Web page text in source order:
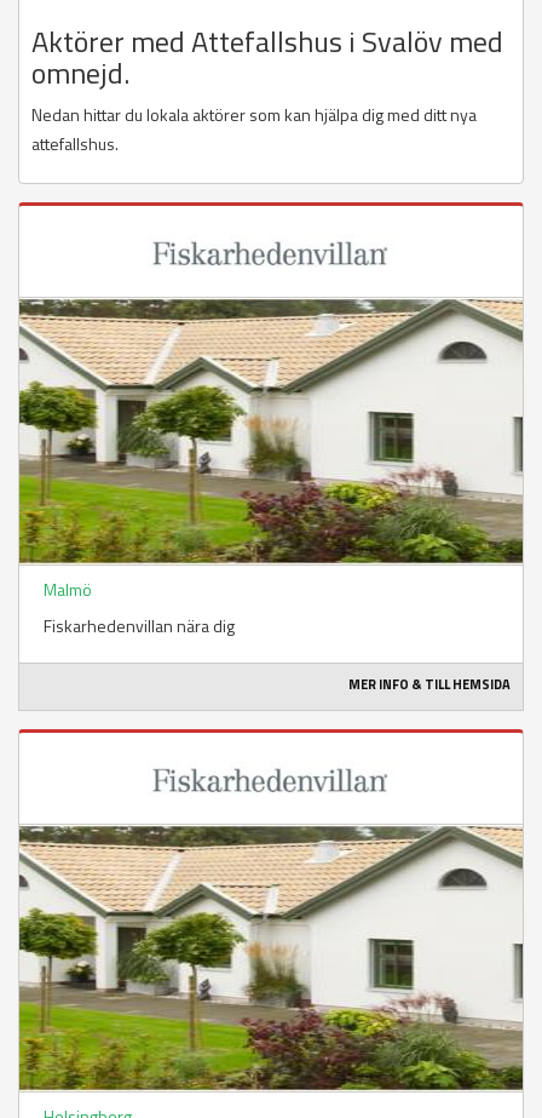
Aktörer med Attefallshus i Svalöv med
omnejd.
Nedan hittar du lokala aktörer som kan hjälpa dig med ditt nya
attefallshus.
Malmö
Fiskarhedenvillan nära dig
MER INFO & TILL HEMSIDA